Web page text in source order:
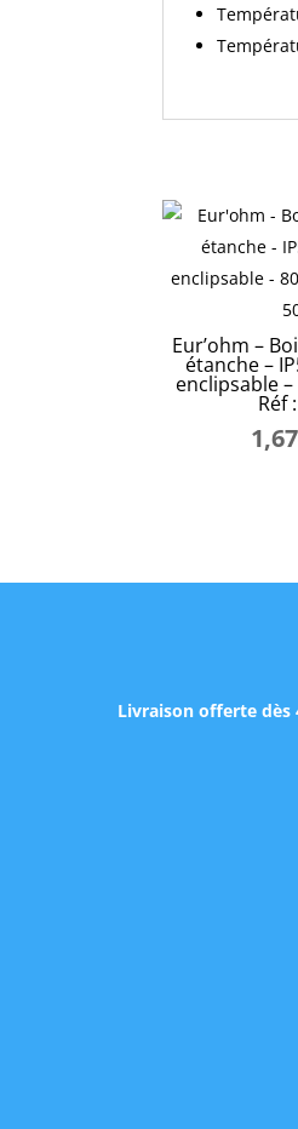
Eur’ohm –
étanche –
enclipsable
Réf
1,67
Livraison offerte dès